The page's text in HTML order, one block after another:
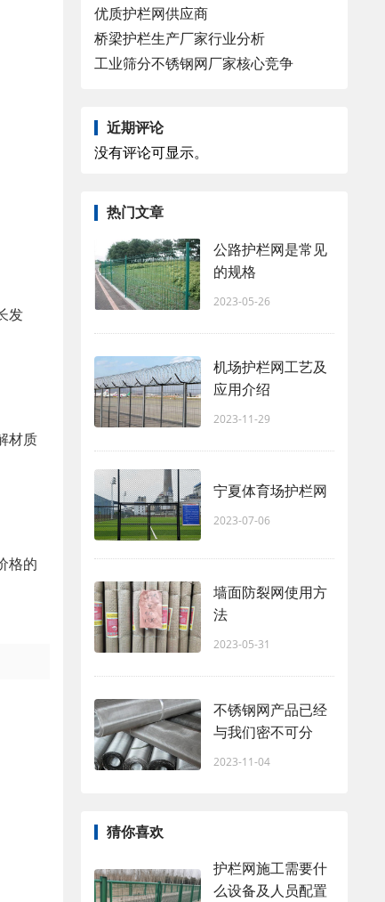
发
材质
格的
优质护栏网供应商
桥梁护栏生产厂家行业分析
工业筛分不锈钢网厂家核心竞争
近期评论
没有评论可显示。
热门文章
公路护栏网是常见
的规格
2023-05-26
机场护栏网工艺及
应用介绍
2023-11-29
宁夏体育场护栏网
2023-07-06
墙面防裂网使用方
法
2023-05-31
不锈钢网产品已经
与我们密不可分
2023-11-04
猜你喜欢
护栏网施工需要什
么设备及人员配置